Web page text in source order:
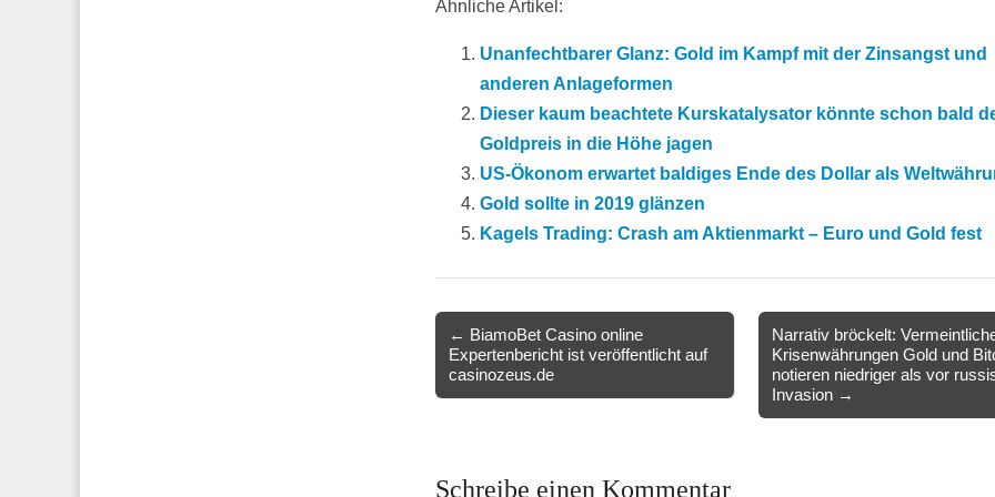
Ähnliche Artikel:
Unanfechtbarer Glanz: Gold im Kampf mit der Zinsangst und
anderen Anlageformen
Dieser kaum beachtete Kurskatalysator könnte schon bald
Goldpreis in die Höhe jagen
US-Ökonom erwartet baldiges Ende des Dollar als
Gold sollte in 2019 glänzen
Kagels Trading: Crash am Aktienmarkt – Euro und Gold fest
navigation
← BiamoBet Casino online
Expertenbericht ist veröffentlicht auf
casinozeus.de
Narrativ bröckelt:
Krisenwährungen Gold und
notieren niedriger als vor
Invasion →
Schreibe einen Kommentar